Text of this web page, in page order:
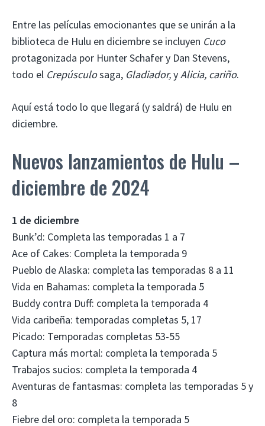
Entre las películas emocionantes que se unirán a la
biblioteca de Hulu en diciembre se incluyen Cuco
protagonizada por Hunter Schafer y Dan Stevens,
todo el Crepúsculosaga, Gladiador,yAlicia, cariño.
Aquí está todo lo que llegará (y saldrá) de Hulu en
diciembre.
Nuevos lanzamientos de Hulu –
diciembre de 2024
1 de diciembre
Bunk’d: Completa las temporadas 1 a 7
Ace of Cakes: Completa la temporada 9
Pueblo de Alaska: completa las temporadas 8 a 11
Vida en Bahamas: completa la temporada 5
Buddy contra Duff: completa la temporada 4
Vida caribeña: temporadas completas 5, 17
Picado: Temporadas completas 53-55
Captura más mortal: completa la temporada 5
Trabajos sucios: completa la temporada 4
Aventuras de fantasmas: completa las temporadas 5 y
8
Fiebre del oro: completa la temporada 5